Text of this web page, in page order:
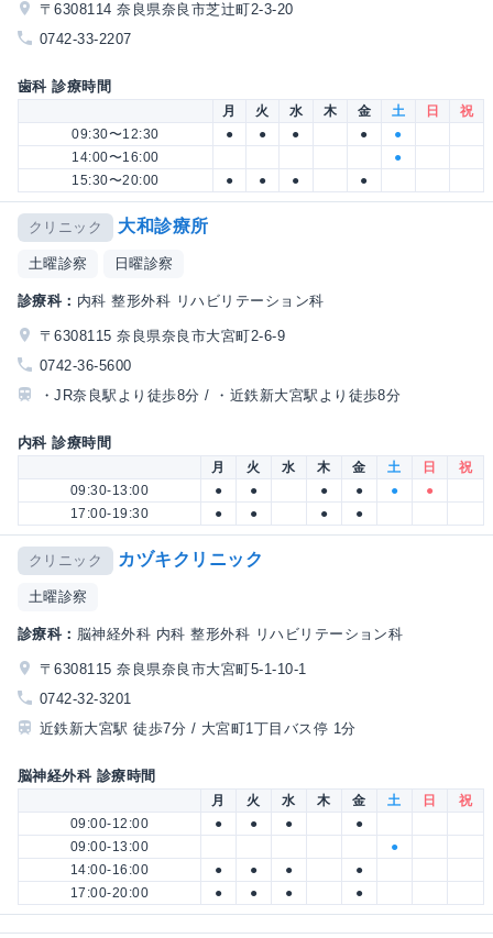
〒6308114 奈良県奈良市芝辻町2-3-20
0742-33-2207
歯科 診療時間
月 火 水 木 金 土 日
祝
09:30〜12:30
● ● ● ●
●
14:00〜16:00
●
15:30〜20:00
● ● ● ●
クリニック 大和診療所
土曜診察 日曜診察
診療科： 内科 整形外科 リハビリテーション科
〒6308115 奈良県奈良市大宮町2-6-9
0742-36-5600
・JR奈良駅より徒歩8分 / ・近鉄新大宮駅より徒歩8分
内科 診療時間
月 火 水 木 金 土 日
祝
09:30-13:00
● ● ● ● ●
●
17:00-19:30
● ● ● ●
クリニック カヅキクリニック
土曜診察
診療科： 脳神経外科 内科 整形外科 リハビリテーション科
〒6308115 奈良県奈良市大宮町5-1-10-1
0742-32-3201
近鉄新大宮駅 徒歩7分 / 大宮町1丁目バス停 1分
脳神経外科 診療時間
月 火 水 木 金 土 日
祝
09:00-12:00
● ● ●
●
09:00-13:00
●
14:00-16:00
● ● ●
●
17:00-20:00
● ● ● ●